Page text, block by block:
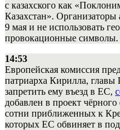
с казахского как
Казахстан».
9 мая и не использовать
провокационные символы.
14:53
Европейская комиссия
патриарха Кирилла,
запретить ему въезд в ЕС,
добавлен в проект
сотни приближенных к
которых ЕС обвиняет в